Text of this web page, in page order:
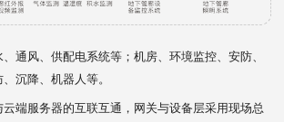
通风、供配电系统等；机房、环境监控、安防、
沉降、机器人等。
云端服务器的互联互通，网关与设备层采用现场总